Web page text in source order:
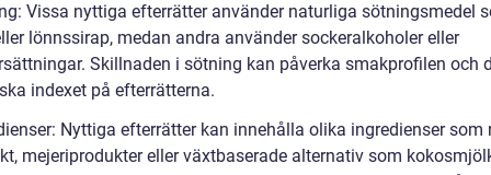
Vissa nyttiga efterrätter använder naturliga sötningsmedel
lönnssirap, medan andra använder sockeralkoholer eller
Skillnaden i sötning kan påverka smakprofilen och
indexet på efterrätterna.
Nyttiga efterrätter kan innehålla olika ingredienser som
mejeriprodukter eller växtbaserade alternativ som